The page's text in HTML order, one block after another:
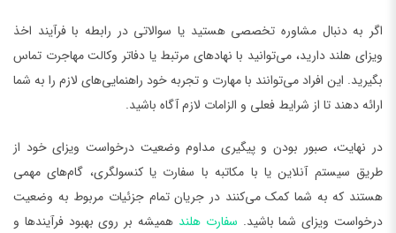
اگر به دنبال مشاوره تخصصی هستید یا سوالاتی در رابطه با فرآیند اخذ
ویزای هلند دارید، می‌توانید با نهادهای مرتبط یا دفاتر وکالت مهاجرت تماس
بگیرید. این افراد می‌توانند با مهارت و تجربه خود راهنمایی‌های لازم را به شما
ارائه دهند تا از شرایط فعلی و الزامات لازم آگاه باشید.
در نهایت، صبور بودن و پیگیری مداوم وضعیت درخواست ویزای خود از
طریق سیستم آنلاین یا با مکاتبه با سفارت یا کنسولگری، گام‌های مهمی
هستند که به شما کمک می‌کنند در جریان تمام جزئیات مربوط به وضعیت
درخواست ویزای شما باشید. سفارت هلند همیشه بر روی بهبود فرآیندها و